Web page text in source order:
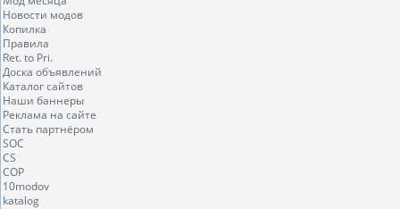
Новости модов
Копилка
Правила
Ret. to Pri.
Доска объявлений
Каталог сайтов
Наши баннеры
Реклама на сайте
Стать партнёром
SOC
CS
COP
10modov
katalog